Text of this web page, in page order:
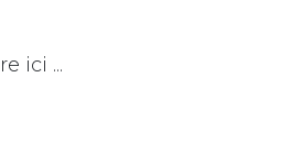
ici ...